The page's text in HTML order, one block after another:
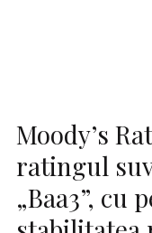
Moody’s
ratingul
„Baa3”, cu